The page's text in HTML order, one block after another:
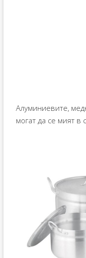
Алуминиевите,
могат да се мият